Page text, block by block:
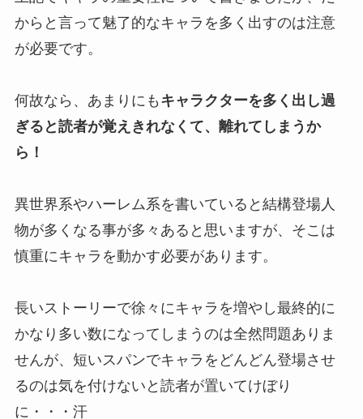
からと言って魅了的なキャラを多く出すのは注意
が必要です。
何故なら、あまりにも キャラクターを多く出し過
ぎると読者が覚えきれなくて、離れてしまうか
ら！
異世界系やハーレム系を書いていると結構登場人
物が多くなる事が多々あると思いますが、そこは
慎重にキャラを動かす必要があります。
長いストーリーで徐々にキャラを増やし最終的に
かなり多い数になってしまうのは全然問題ありま
せんが、短いスパンでキャラをどんどん登場させ
るのは気を付けないと読者が置いてけぼり
に・・・汗